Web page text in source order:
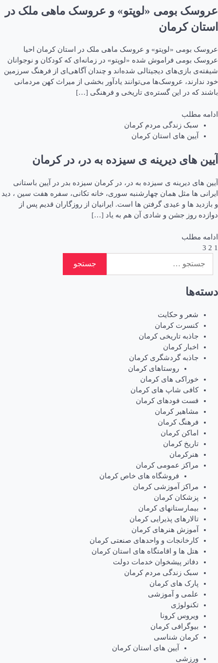
عروسک بومی «لوپتو» و عروسک ماهی ملک در
استان کرمان
عروسک بومی «لوپتو» و عروسک ماهی ملک در استان کرمان احیا
عروسک بومی فراموش شده «لوپتو» در زمانه‌ای که کودکان و نوجوانان
شیفته‌ی بازی‌های دیجیتالی شده‌اند و چندان آگاهی‌ای از فرهنگ سرزمین
خود ندارند، عروسک‌ها می‌توانند یادآور بخشی از میراث کهن مردمانی
باشند که در این گستره‌ی تاریخی و فرهنگی […]
ادامه مطلب
سبک زندگی مردم کرمان
آیین های استان کرمان
آیین های دیرینه ی سیزده به در، در کرمان
آیین های دیرینه ی سیزده به در، در کرمان سیزده بدر در آیین باستانی
ایرانی ها مثل همان چهارشنبه سوری، خانه تکانی، سفره هفت سین ، دید
و بازدید ها و عیدی گرفتن ها است. ایرانیان از روزگاران قدیم پس از
دوازده روز جشن و شادی آن هم به یاد […]
ادامه مطلب
راهبری
نوشته‌ها
1
2
3
برای:
دسته‌ها
شعر و حکایت
کنسرت کرمان
جاذبه تاریخی کرمان
اخبار کرمان
جاذبه گردشگری کرمان
روستاهای کرمان
خوراکی های کرمان
کافی شاپ های کرمان
فست فودهای کرمان
مشاهیر کرمان
فرهنگ کرمان
اماکن کرمان
تاریخ کرمان
هنرکرمان
مراکز عمومی کرمان
فروشگاه های خاص کرمان
مراکز آموزشی کرمان
پزشکان کرمان
بیمارستانهای کرمان
تالارهای پذیرایی کرمان
آموزش هنرهای کرمان
کارخانجات و واحدهای صنعتی کرمان
هتل ها و اقامتگاه های استان کرمان
دفاتر پیشخوان خدمات دولت
سبک زندگی مردم کرمان
پارک های کرمان
علمی و آموزشی
تکنولوژی
ویروس کرونا
بیوگرافی کرمان
کرمان شناسی
آیین های استان کرمان
ورزشی